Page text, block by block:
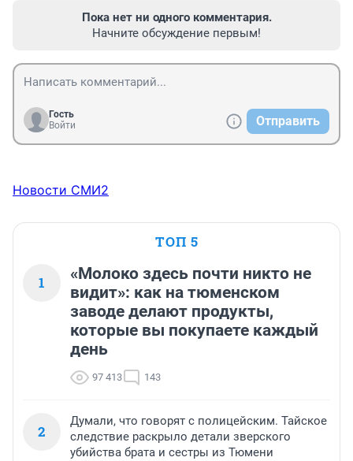
Пока нет ни одного комментария.
Начните обсуждение первым!
Гость
Войти
Отправить
Новости СМИ2
ТОП 5
1
«Молоко здесь почти никто не
видит»: как на тюменском
заводе делают продукты,
которые вы покупаете каждый
день
97 413 143
2
Думали, что говорят с полицейским. Тайское
следствие раскрыло детали зверского
убийства брата и сестры из Тюмени